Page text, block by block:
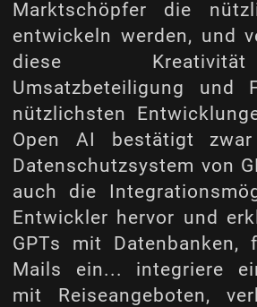
Marktschöpfer die
entwickeln werden, und
diese
Umsatzbeteiligung und
nützlichsten
Open AI bestätigt
Datenschutzsystem von
auch die
Entwickler hervor und
GPTs mit
Mails ein... integriere
mit Reiseangeboten,